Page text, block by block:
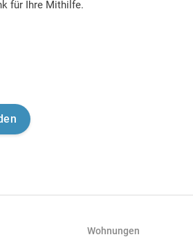
für Ihre Mithilfe.
Wohnungen